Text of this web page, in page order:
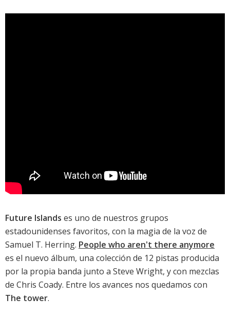
Future Islands es uno de nuestros grupos
estadounidenses favoritos, con la magia de la voz de
Samuel T. Herring. People who aren't there anymore
es el nuevo álbum, una colección de 12 pistas producida
por la propia banda junto a Steve Wright, y con mezclas
de Chris Coady. Entre los avances nos quedamos con
The tower.